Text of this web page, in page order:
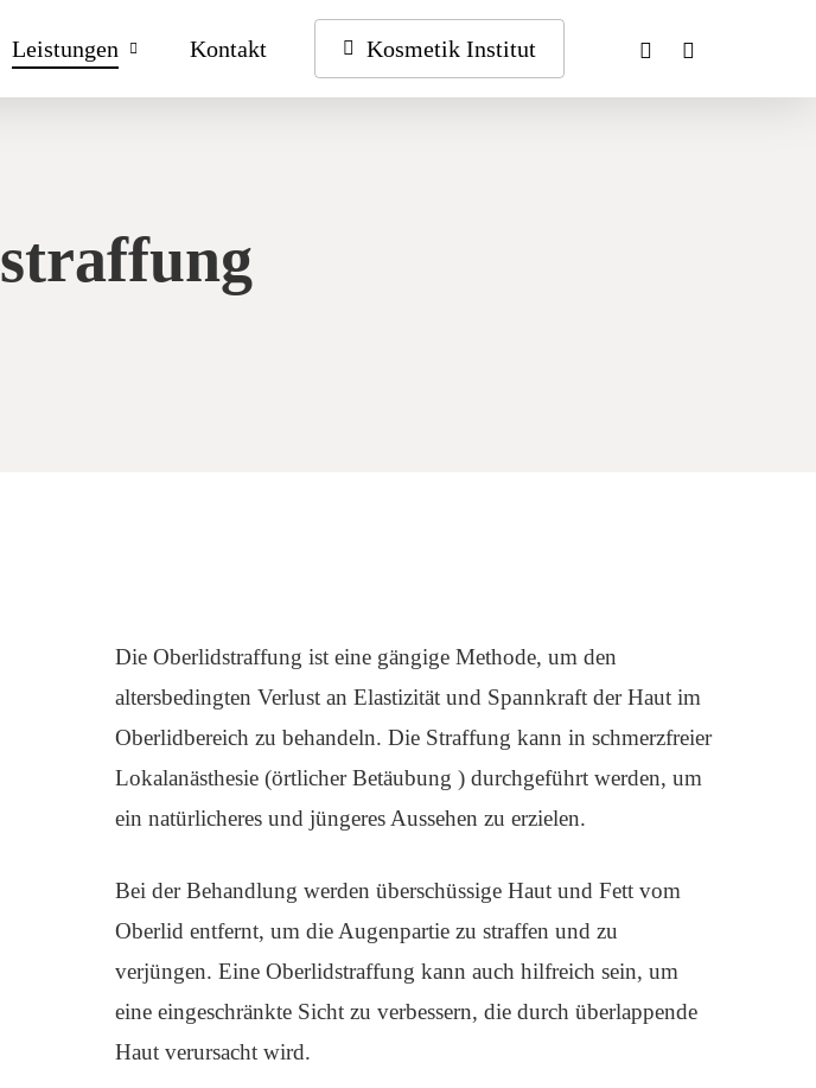
Leistungen Kontakt Kosmetik Institut phone email
straffung
Die Oberlidstraffung ist eine gängige Methode, um den
altersbedingten Verlust an Elastizität und Spannkraft der Haut im
Oberlidbereich zu behandeln. Die Straffung kann in schmerzfreier
Lokalanästhesie (örtlicher Betäubung ) durchgeführt werden, um
ein natürlicheres und jüngeres Aussehen zu erzielen.
Bei der Behandlung werden überschüssige Haut und Fett vom
Oberlid entfernt, um die Augenpartie zu straffen und zu
verjüngen. Eine Oberlidstraffung kann auch hilfreich sein, um
eine eingeschränkte Sicht zu verbessern, die durch überlappende
Haut verursacht wird.